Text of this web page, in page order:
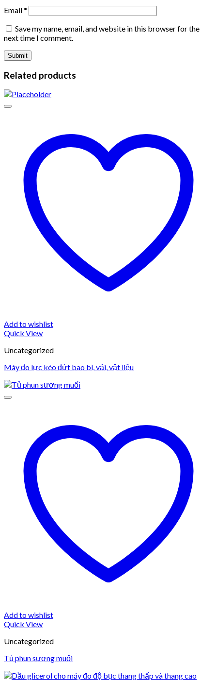
Email*
Save my name, email, and website in this browser for the
next time I comment.
Related products
Add to wishlist
Quick View
Uncategorized
Máy đo lực kéo đứt bao bì, vải, vật liệu
Add to wishlist
Quick View
Uncategorized
Tủ phun sương muối